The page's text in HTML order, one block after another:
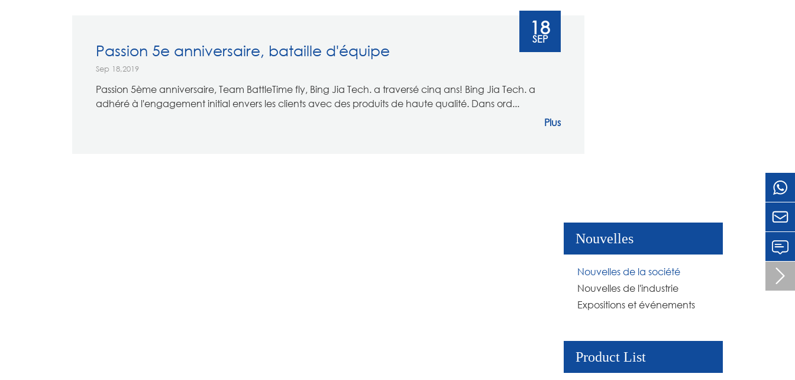
Passion 5e anniversaire, bataille d'équipe
Sep 18,2019
Passion 5ème anniversaire, Team BattleTime fly, Bing Jia Tech. a traversé cinq ans! Bing Jia Tech. a
adhéré à l'engagement initial envers les clients avec des produits de haute qualité. Dans ord...
Plus
18
SEP
Nouvelles
Nouvelles de la société
Nouvelles de l'industrie
Expositions et événements
Product List

